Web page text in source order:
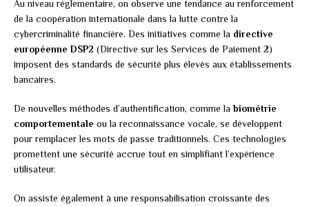
Au niveau réglementaire, on observe une tendance au renforcement
de la coopération internationale dans la lutte contre la
cybercriminalité financière. Des initiatives comme la directive
européenne DSP2 (Directive sur les Services de Paiement 2)
imposent des standards de sécurité plus élevés aux établissements
bancaires.
De nouvelles méthodes d’authentification, comme labiométrie
comportementale ou la reconnaissance vocale, se développent
pour remplacer les mots de passe traditionnels. Ces technologies
promettent une sécurité accrue tout en simplifiant l’expérience
utilisateur.
On assiste également à une responsabilisation croissante des